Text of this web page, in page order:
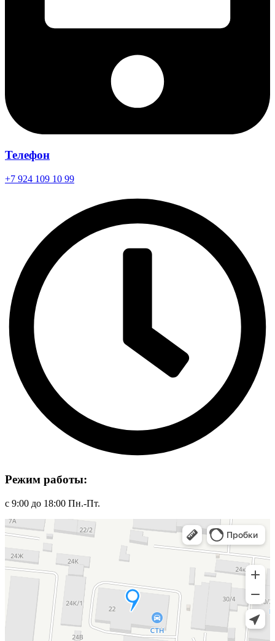
Телефон
+7 924 109 10 99
Режим работы:
с 9:00 до 18:00 Пн.-Пт.